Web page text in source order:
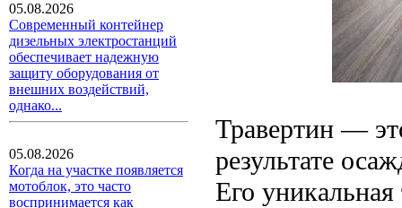
05.08.2026
Современный контейнер
дизельных электростанций
обеспечивает надежную
защиту оборудования от
внешних воздействий,
однако...
05.08.2026
Когда на участке появляется
мотоблок, это часто
воспринимается как
Травертин —
результате
Его уникальная